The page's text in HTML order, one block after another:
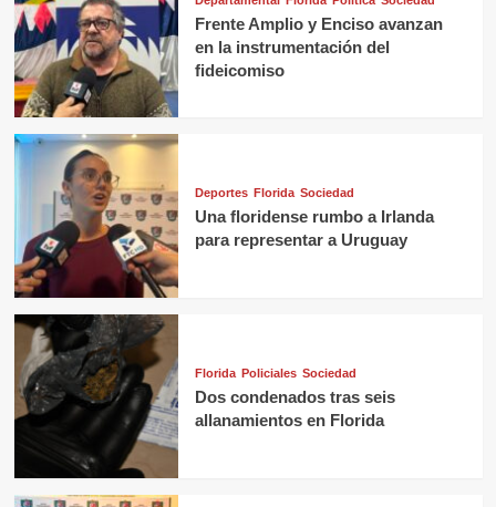
Frente Amplio y Enciso avanzan
en la instrumentación del
fideicomiso
Deportes Florida Sociedad
Una floridense rumbo a Irlanda
para representar a Uruguay
Florida Policiales Sociedad
Dos condenados tras seis
allanamientos en Florida